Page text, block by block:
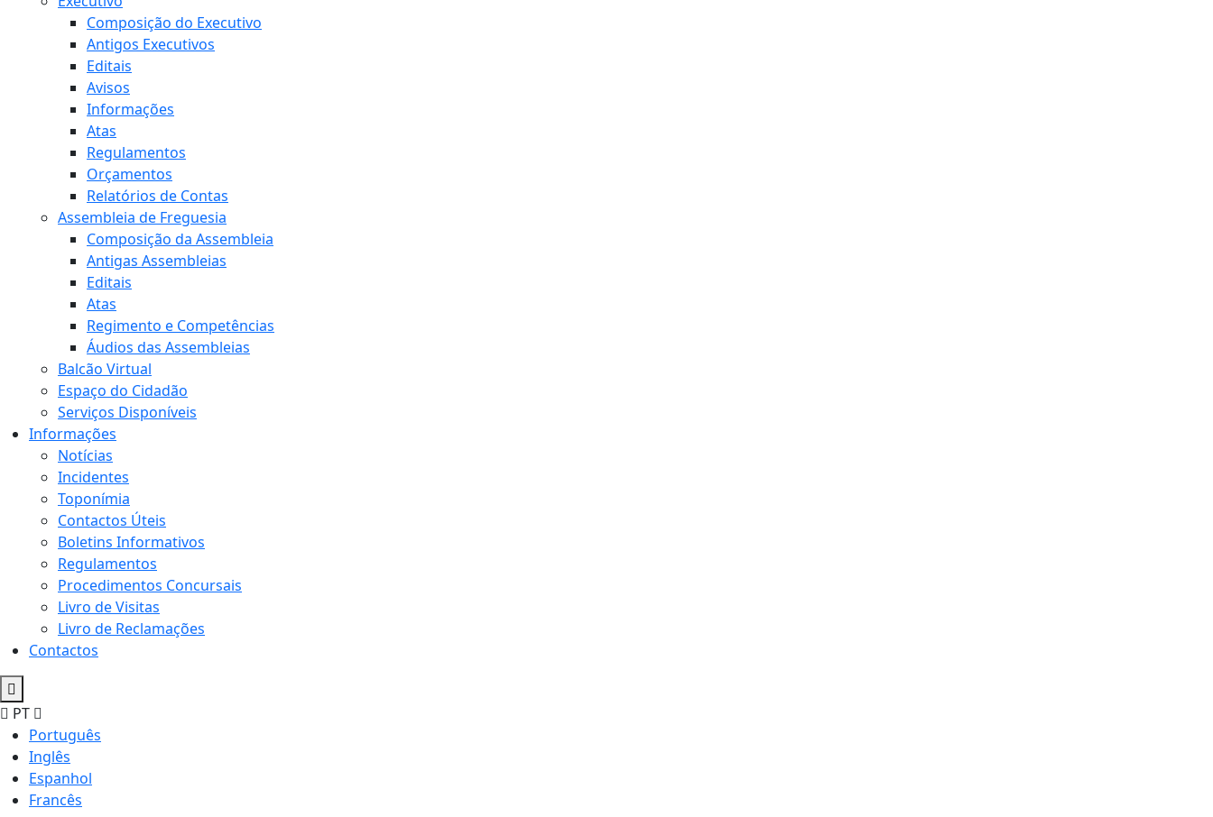
Composição do Executivo
Antigos Executivos
Editais
Avisos
Informações
Atas
Regulamentos
Orçamentos
Relatórios de Contas
Assembleia de Freguesia
Composição da Assembleia
Antigas Assembleias
Editais
Atas
Regimento e Competências
Áudios das Assembleias
Balcão Virtual
Espaço do Cidadão
Serviços Disponíveis
Informações
Notícias
Incidentes
Toponímia
Contactos Úteis
Boletins Informativos
Regulamentos
Procedimentos Concursais
Livro de Visitas
Livro de Reclamações
Contactos
PT
Português
Inglês
Espanhol
Francês